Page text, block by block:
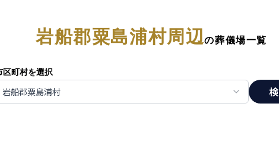
函館市
岩船郡粟島浦村周辺の葬儀場一覧
区町村を選択
岩船郡粟島浦村